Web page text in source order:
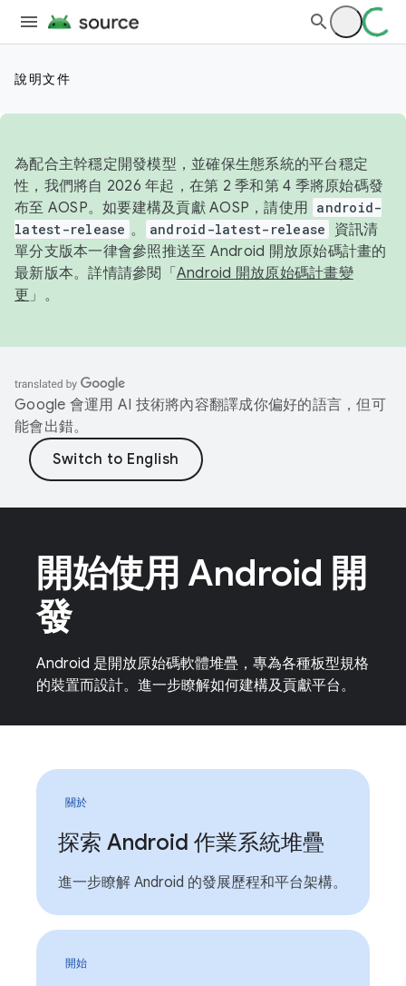
說明文件
為配合主幹穩定開發模型，並確保生態系統的平台穩定
性，我們將自 2026 年起，在第 2 季和第 4 季將原始碼發
布至 AOSP。如要建構及貢獻 AOSP，請使用 android-
latest-release 。 android-latest-release
資訊清
單分支版本一律會參照推送至 Android 開放原始碼計畫的
最新版本。詳情請參閱「 Android 開放原始碼計畫變
更 」。
Google 會運用 AI 技術將內容翻譯成你偏好的語言，但可
能會出錯。
開始使用 Android 開
發
Android 是開放原始碼軟體堆疊，專為各種板型規格
的裝置而設計。進一步瞭解如何建構及貢獻平台。
關於
探索 Android 作業系統堆疊
進一步瞭解 Android 的發展歷程和平台架構。
開始